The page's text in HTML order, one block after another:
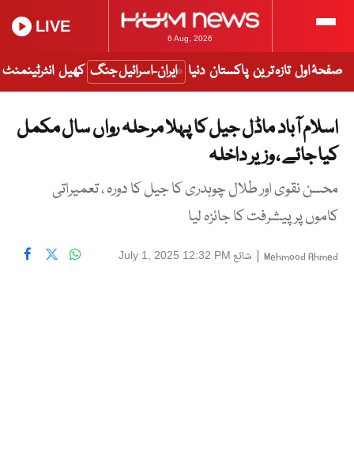
6 Aug, 2026
LIVE
صفحۂ اول تازہ ترین پاکستان دنیا ایران-اسرائیل جنگ کھیل انٹرٹینمنٹ
اسلام آباد ماڈل جیل کا پہلا مرحلہ رواں سال مکمل
کیا جائے ، وزیر داخلہ
محسن نقوی اور طلال چوہدری کا جیل کا دورہ ، تعمیراتی
کاموں پر پیشرفت کا جائزہ لیا
Mehmood Ahmed
| شائع July 1, 2025 12:32 PM